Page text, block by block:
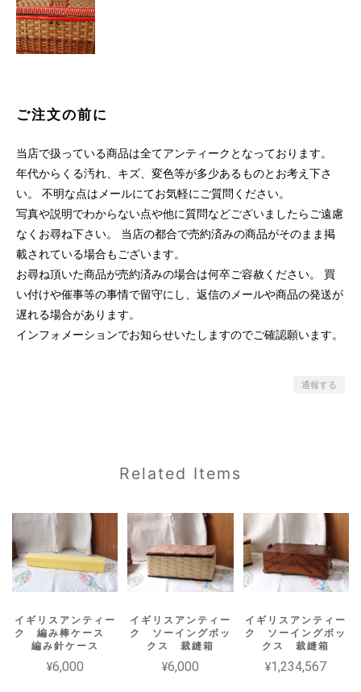
ご注文の前に
当店で扱っている商品は全てアンティークとなっております。
年代からくる汚れ、キズ、変色等が多少あるものとお考え下さ
い。 不明な点はメールにてお気軽にご質問ください。
写真や説明でわからない点や他に質問などございましたらご遠慮
なくお尋ね下さい。 当店の都合で売約済みの商品がそのまま掲
載されている場合もございます。
お尋ね頂いた商品が売約済みの場合は何卒ご容赦ください。 買
い付けや催事等の事情で留守にし、返信のメールや商品の発送が
遅れる場合があります。
インフォメーションでお知らせいたしますのでご確認願います。
通報する
Related Items
イギリスアンティー
ク 編み棒ケース
編み針ケース
¥6,000
イギリスアンティー
ク ソーイングボッ
クス 裁縫箱
¥6,000
イギリスアンティー
ク ソーイングボッ
クス 裁縫箱
¥1,234,567